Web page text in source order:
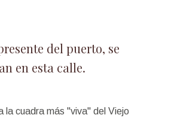
del puerto, se
en esta calle.
la cuadra más "viva" del Viejo